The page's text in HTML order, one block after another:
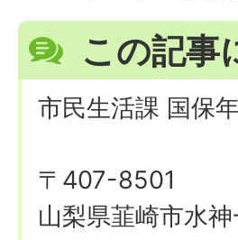
この記事
市民生活課 国保
〒407-8501
山梨県韮崎市水